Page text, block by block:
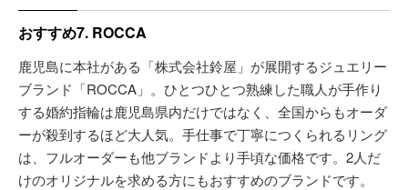
おすすめ7. ROCCA
鹿児島に本社がある「株式会社鈴屋」が展開するジュエリー
ブランド「ROCCA」。ひとつひとつ熟練した職人が手作り
する婚約指輪は鹿児島県内だけではなく、全国からもオーダ
ーが殺到するほど大人気。手仕事で丁寧につくられるリング
は、フルオーダーも他ブランドより手頃な価格です。2人だ
けのオリジナルを求める方にもおすすめのブランドです。